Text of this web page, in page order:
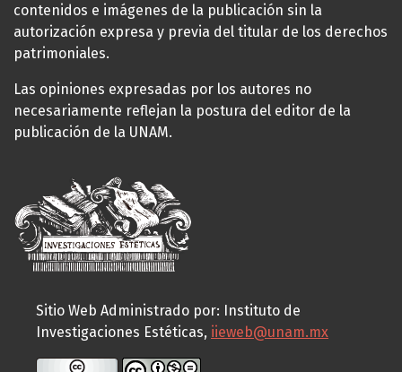
contenidos e imágenes de la publicación sin la
autorización expresa y previa del titular de los derechos
patrimoniales.
Las opiniones expresadas por los autores no
necesariamente reflejan la postura del editor de la
publicación de la UNAM.
Sitio Web Administrado por: Instituto de
Investigaciones Estéticas, iieweb@unam.mx